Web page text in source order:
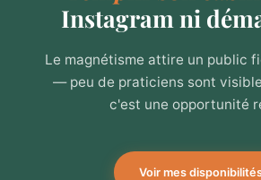
Instagram ni
Le magnétisme attire un public
— peu de praticiens sont
c'est une opportunité
Voir mes